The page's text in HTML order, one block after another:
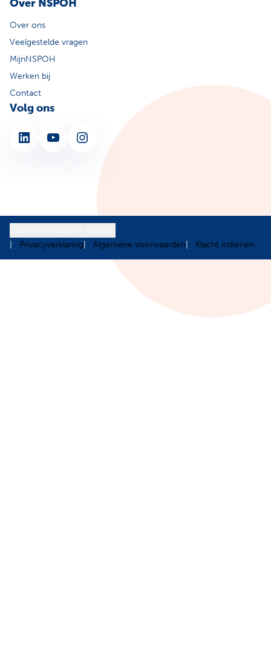
Over NSPOH
Over ons
Veelgestelde vragen
MijnNSPOH
Werken bij
Contact
Volg ons
LinkedIn YouTube Instagram
Privacyverklaring
Algemene voorwaarden Klacht indienen